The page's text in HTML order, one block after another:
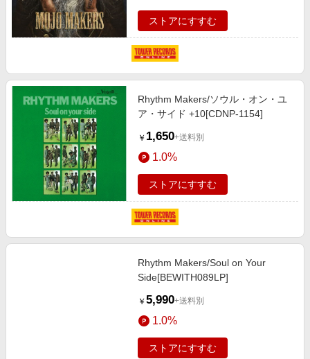
ストアにすすむ
Rhythm Makers/ソウル・オン・ユ
ア・サイド +10[CDNP-1154]
￥ 1,650+送料別
1.0%
ストアにすすむ
Rhythm Makers/Soul on Your
Side[BEWITH089LP]
￥ 5,990+送料別
1.0%
ストアにすすむ